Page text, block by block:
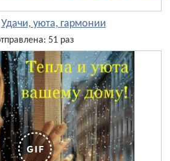
Удачи, уюта, гармонии
51 раз